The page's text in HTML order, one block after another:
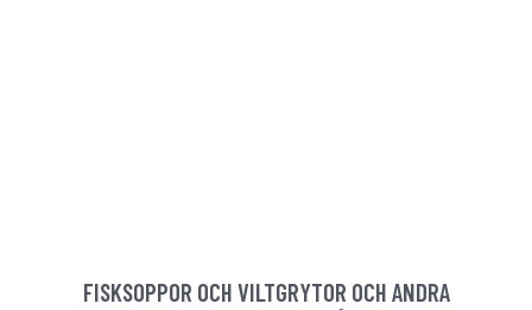
FISKSOPPOR OCH VILTGRYTOR OCH ANDRA